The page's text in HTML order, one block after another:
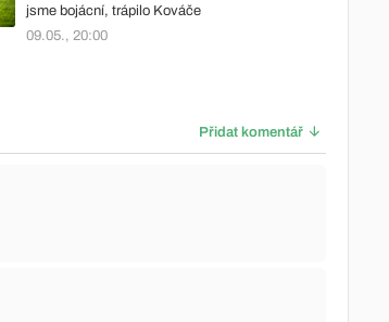
jsme bojácní, trápilo Kováče
09.05., 20:00
Přidat komentář